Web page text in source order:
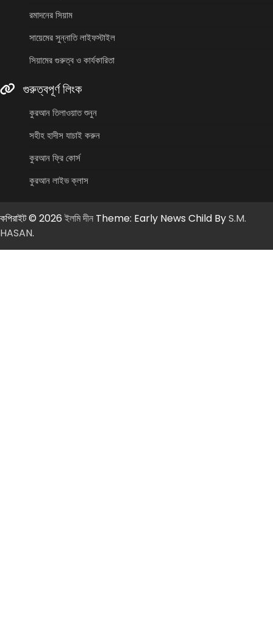
রমাদনের সিয়াম
সায়েমের সুন্নাতি লাইফস্টাইল
সিয়ামের গুরুত্ব ও কার্যকারিতা
গুরুত্বপূর্ণ লিংক
কুরআন তিলাওয়াত শুনুন
সহীহ হাদীস যাচাই করুন
কুরআন ফ্রি কোর্স
কুরআন লাইভ ক্লাস
কপিরাইট © 2026ইলমি দীন Theme: Early News Child ByS.M.
HASAN.